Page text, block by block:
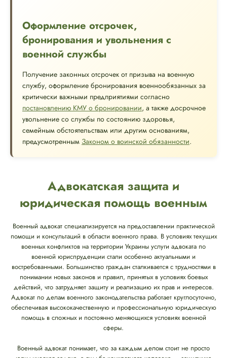
Оформление отсрочек,
бронирования и увольнения с
военной службы
Получение законных отсрочек от призыва на военную
службу, оформление бронирования военнообязанных за
критически важными предприятиями согласно
постановлению КМУ о бронировании, а также досрочное
увольнение со службы по состоянию здоровья,
семейным обстоятельствам или другим основаниям,
предусмотренным Законом о воинской обязанности.
Адвокатская защита и
юридическая помощь военным
Военный адвокат специализируется на предоставлении практической
помощи и консультаций в области военного права. В условиях текущих
военных конфликтов на территории Украины услуги адвоката по
военной юриспруденции стали особенно актуальными и
востребованными. Большинство граждан сталкивается с трудностями в
понимании новых законов и правил, принятых в условиях боевых
действий, что затрудняет защиту и реализацию их прав и интересов.
Адвокат по делам военного законодательства работает круглосуточно,
обеспечивая высококачественную и профессиональную юридическую
помощь в сложных и постоянно меняющихся условиях военной
сферы.
Военный адвокат понимает, что за каждым делом стоит не просто